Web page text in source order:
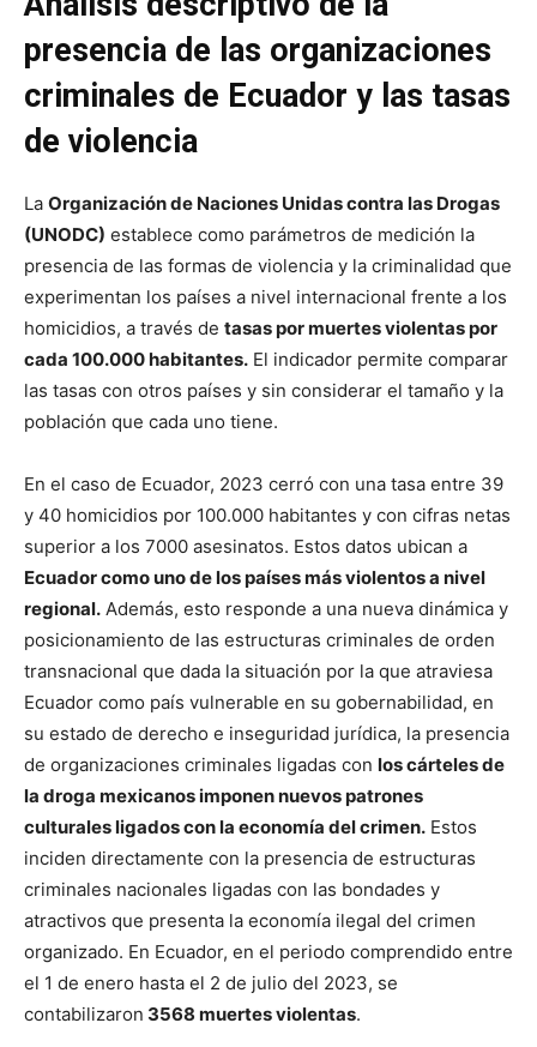
presencia de las organizaciones
criminales de Ecuador y las tasas
de violencia
La Organización de Naciones Unidas contra las Drogas
(UNODC) establece como parámetros de medición la
presencia de las formas de violencia y la criminalidad que
experimentan los países a nivel internacional frente a los
homicidios, a través de tasas por muertes violentas por
cada 100.000 habitantes. El indicador permite comparar
las tasas con otros países y sin considerar el tamaño y la
población que cada uno tiene.
En el caso de Ecuador, 2023 cerró con una tasa entre 39
y 40 homicidios por 100.000 habitantes y con cifras netas
superior a los 7000 asesinatos. Estos datos ubican a
Ecuador como uno de los países más violentos a nivel
regional. Además, esto responde a una nueva dinámica y
posicionamiento de las estructuras criminales de orden
transnacional que dada la situación por la que atraviesa
Ecuador como país vulnerable en su gobernabilidad, en
su estado de derecho e inseguridad jurídica, la presencia
de organizaciones criminales ligadas con los cárteles de
la droga mexicanos imponen nuevos patrones
culturales ligados con la economía del crimen. Estos
inciden directamente con la presencia de estructuras
criminales nacionales ligadas con las bondades y
atractivos que presenta la economía ilegal del crimen
organizado. En Ecuador, en el periodo comprendido entre
el 1 de enero hasta el 2 de julio del 2023, se
contabilizaron 3568 muertes violentas.